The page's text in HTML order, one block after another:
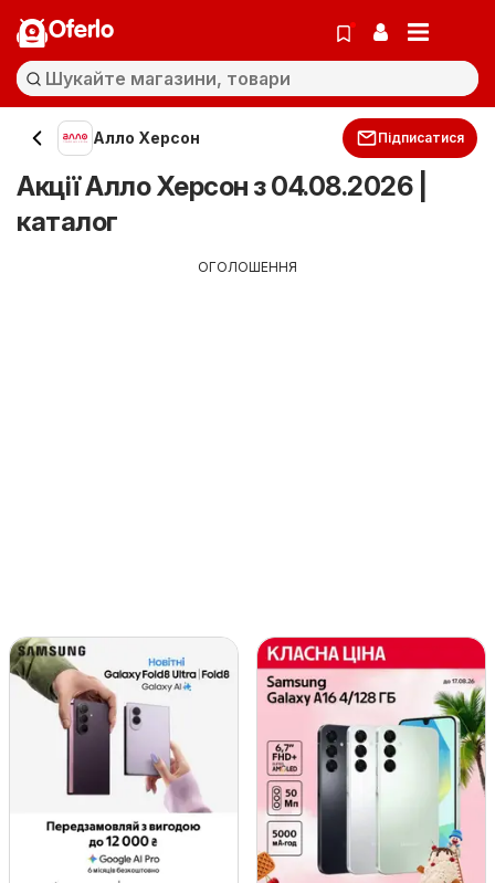
Oferlo
Алло Херсон Підписатися
Акції Алло Херсон з 04.08.2026 |
каталог
ОГОЛОШЕННЯ